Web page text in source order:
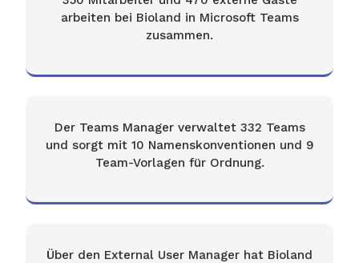
arbeiten bei Bioland in Microsoft Teams
zusammen.
Der Teams Manager verwaltet 332 Teams
und sorgt mit 10 Namenskonventionen und 9
Team-Vorlagen für Ordnung.
Über den External User Manager hat Bioland